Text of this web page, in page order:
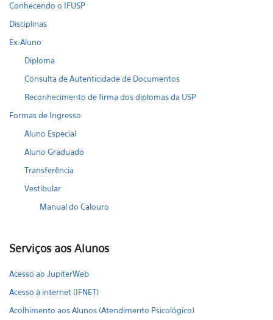
Conhecendo o IFUSP
Disciplinas
Ex-Aluno
Diploma
Consulta de Autenticidade de Documentos
Reconhecimento de firma dos diplomas da USP
Formas de Ingresso
Aluno Especial
Aluno Graduado
Transferência
Vestibular
Manual do Calouro
Serviços aos Alunos
Acesso ao JupiterWeb
Acesso à internet (IFNET)
Acolhimento aos Alunos (Atendimento Psicológico)